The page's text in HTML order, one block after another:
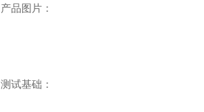
产品图片：
测试基础：